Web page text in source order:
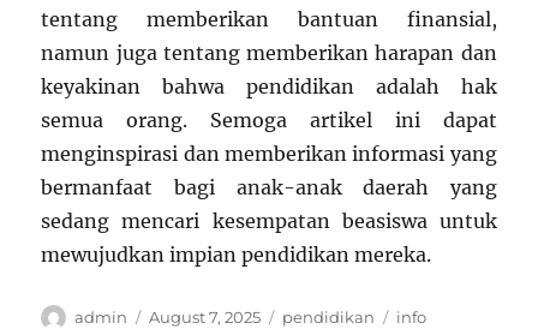
tentang memberikan bantuan finansial,
namun juga tentang memberikan harapan dan
keyakinan bahwa pendidikan adalah hak
semua orang. Semoga artikel ini dapat
menginspirasi dan memberikan informasi yang
bermanfaat bagi anak-anak daerah yang
sedang mencari kesempatan beasiswa untuk
mewujudkan impian pendidikan mereka.
Author
admin
Posted
August 7, 2025 Categories
pendidikan Tags
info